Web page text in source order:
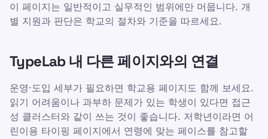
이 페이지는 일반적이고 실무적인 범위에만 머뭅니다. 개
별 지원과 판단은 학교의 절차와 기준을 따르세요.
TypeLab 내 다른 페이지와의 연결
운영·도입 세부가 필요하면 학교용 페이지도 함께 보세요.
읽기 어려움이나 과부하 문제가 있는 학생이 있다면 접근
성 클러스터와 같이 쓰는 것이 좋습니다. 저학년이라면 어
린이용 타이핑 페이지에서 연령에 맞는 페이스를 참고할